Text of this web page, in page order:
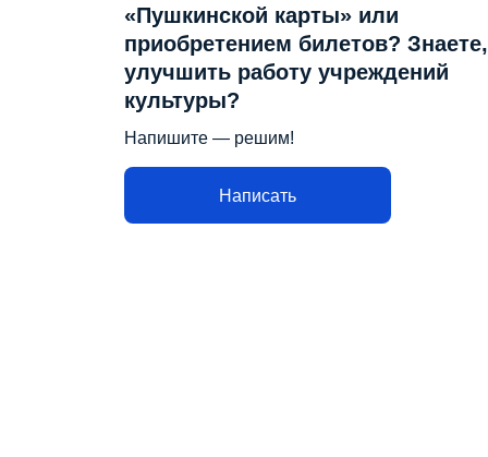
«Пушкинской карты» или
приобретением билетов?
улучшить работу учреждений
культуры?
Напишите — решим!
Написать